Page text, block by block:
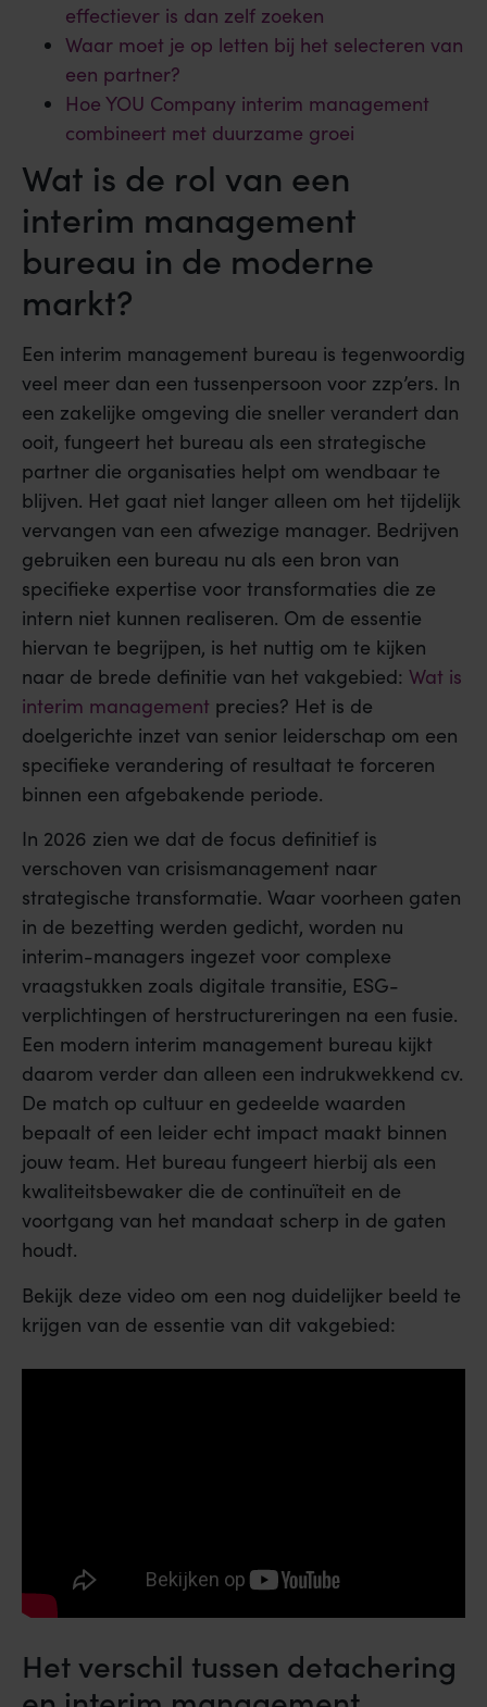
effectiever is dan zelf zoeken
Waar moet je op letten bij het selecteren van
een partner?
Hoe YOU Company interim management
combineert met duurzame groei
Wat is de rol van een
interim management
bureau in de moderne
markt?
Een interim management bureau is tegenwoordig
veel meer dan een tussenpersoon voor zzp’ers. In
een zakelijke omgeving die sneller verandert dan
ooit, fungeert het bureau als een strategische
partner die organisaties helpt om wendbaar te
blijven. Het gaat niet langer alleen om het tijdelijk
vervangen van een afwezige manager. Bedrijven
gebruiken een bureau nu als een bron van
specifieke expertise voor transformaties die ze
intern niet kunnen realiseren. Om de essentie
hiervan te begrijpen, is het nuttig om te kijken
naar de brede definitie van het vakgebied: Wat is
interim management precies? Het is de
doelgerichte inzet van senior leiderschap om een
specifieke verandering of resultaat te forceren
binnen een afgebakende periode.
In 2026 zien we dat de focus definitief is
verschoven van crisismanagement naar
strategische transformatie. Waar voorheen gaten
in de bezetting werden gedicht, worden nu
interim-managers ingezet voor complexe
vraagstukken zoals digitale transitie, ESG-
verplichtingen of herstructureringen na een fusie.
Een modern interim management bureau kijkt
daarom verder dan alleen een indrukwekkend cv.
De match op cultuur en gedeelde waarden
bepaalt of een leider echt impact maakt binnen
jouw team. Het bureau fungeert hierbij als een
kwaliteitsbewaker die de continuïteit en de
voortgang van het mandaat scherp in de gaten
houdt.
Bekijk deze video om een nog duidelijker beeld te
krijgen van de essentie van dit vakgebied:
Het verschil tussen detachering